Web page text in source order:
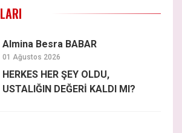
Almina Besra BABAR
01 Ağustos 2026
HERKES HER ŞEY OLDU,
USTALIĞIN DEĞERİ KALDI MI?